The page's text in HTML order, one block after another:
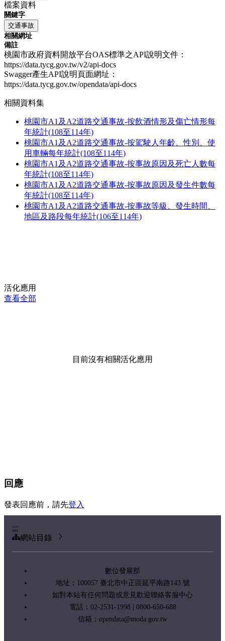
檔案資料
關鍵字
交通事故
相關網址
備註
桃園市政府資料開放平台OAS標準之API說明文件：
https://data.tycg.gov.tw/v2/api-docs
Swagger產生API說明頁面網址：
https://data.tycg.gov.tw/opendata/api-docs
相關資料集
桃園市A1及A2道路交通事故-按飲酒情形及傷亡情形每
年統計(108至114年)
桃園市A1及A2道路交通事故-按駕駛人年齡、性別、使
用車輛每年統計(108至114年)
桃園市A1及A2道路交通事故-按事故原因及死亡人數每
年統計(108至114年)
桃園市A1及A2道路交通事故-按事故原因及發生件數每
年統計(108至114年)
桃園市A1及A2道路交通事故-按事故等級、發生時間、
地區及路段每年統計(106至114年)
活化應用
查看全部
目前沒有相關活化應用
回應
發表回應前，請先登入
:::
網站目錄
數位發展部
地址：100057 臺北市中正區延平南路143 號
如對本站有任何問題或意見歡迎聯絡客服中心
電話：02-2531-1998 | 0800-650-688
信箱： opendata@moda.gov.tw